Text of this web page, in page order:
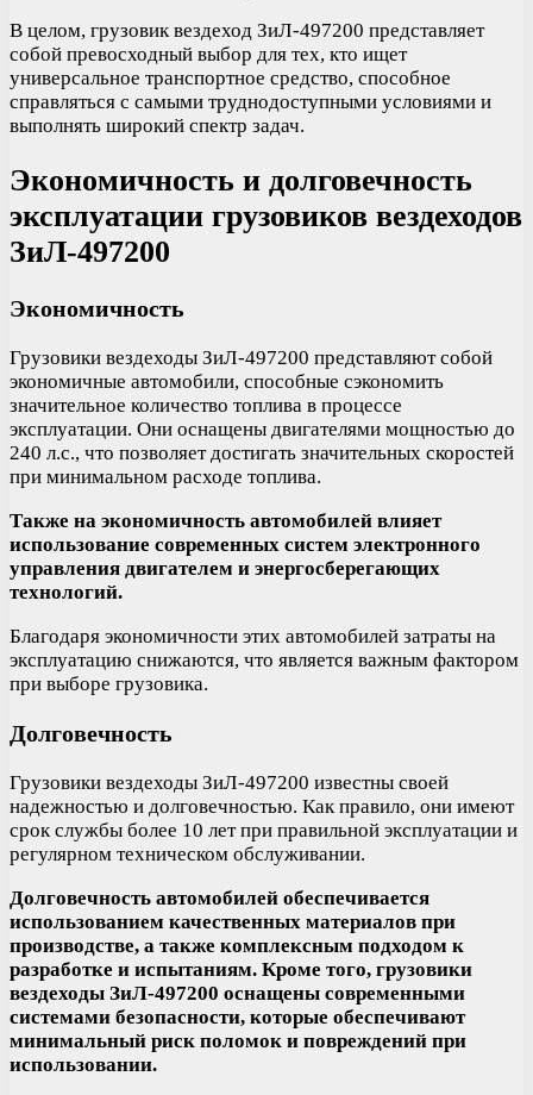
В целом, грузовик вездеход ЗиЛ-497200 представляет
собой превосходный выбор для тех, кто ищет
универсальное транспортное средство, способное
справляться с самыми труднодоступными условиями и
выполнять широкий спектр задач.
Экономичность и долговечность
эксплуатации грузовиков вездеходов
ЗиЛ-497200
Экономичность
Грузовики вездеходы ЗиЛ-497200 представляют собой
экономичные автомобили, способные сэкономить
значительное количество топлива в процессе
эксплуатации. Они оснащены двигателями мощностью до
240 л.с., что позволяет достигать значительных скоростей
при минимальном расходе топлива.
Также на экономичность автомобилей влияет
использование современных систем электронного
управления двигателем и энергосберегающих
технологий.
Благодаря экономичности этих автомобилей затраты на
эксплуатацию снижаются, что является важным фактором
при выборе грузовика.
Долговечность
Грузовики вездеходы ЗиЛ-497200 известны своей
надежностью и долговечностью. Как правило, они имеют
срок службы более 10 лет при правильной эксплуатации и
регулярном техническом обслуживании.
Долговечность автомобилей обеспечивается
использованием качественных материалов при
производстве, а также комплексным подходом к
разработке и испытаниям. Кроме того, грузовики
вездеходы ЗиЛ-497200 оснащены современными
системами безопасности, которые обеспечивают
минимальный риск поломок и повреждений при
использовании.